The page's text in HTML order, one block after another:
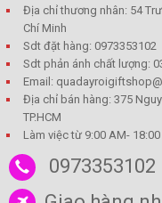
Địa chỉ thương nhân: 54
Chí Minh
Sdt đặt hàng: 0973353102
Sdt phản ánh chất lượng:
Email:
Địa chỉ bán hàng: 375
TP.HCM
Làm việc từ 9:00 AM- 18:00
0973353102